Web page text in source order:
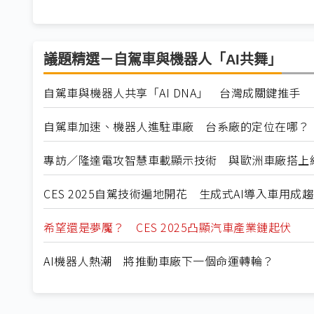
議題精選－自駕車與機器人「AI共舞」
自駕車與機器人共享「AI DNA」 台灣成關鍵推手
自駕車加速、機器人進駐車廠 台系廠的定位在哪？
專訪／隆達電攻智慧車載顯示技術 與歐洲車廠搭上
CES 2025自駕技術遍地開花 生成式AI導入車用成
希望還是夢魘？ CES 2025凸顯汽車產業鏈起伏
AI機器人熱潮 將推動車廠下一個命運轉輪？